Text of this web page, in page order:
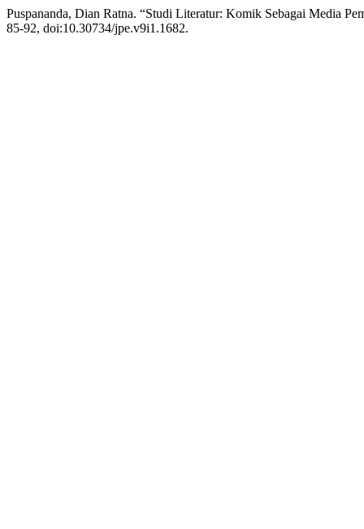
Puspananda, Dian Ratna. “Studi Literatur: Komik Sebagai Media
85-92, doi:10.30734/jpe.v9i1.1682.